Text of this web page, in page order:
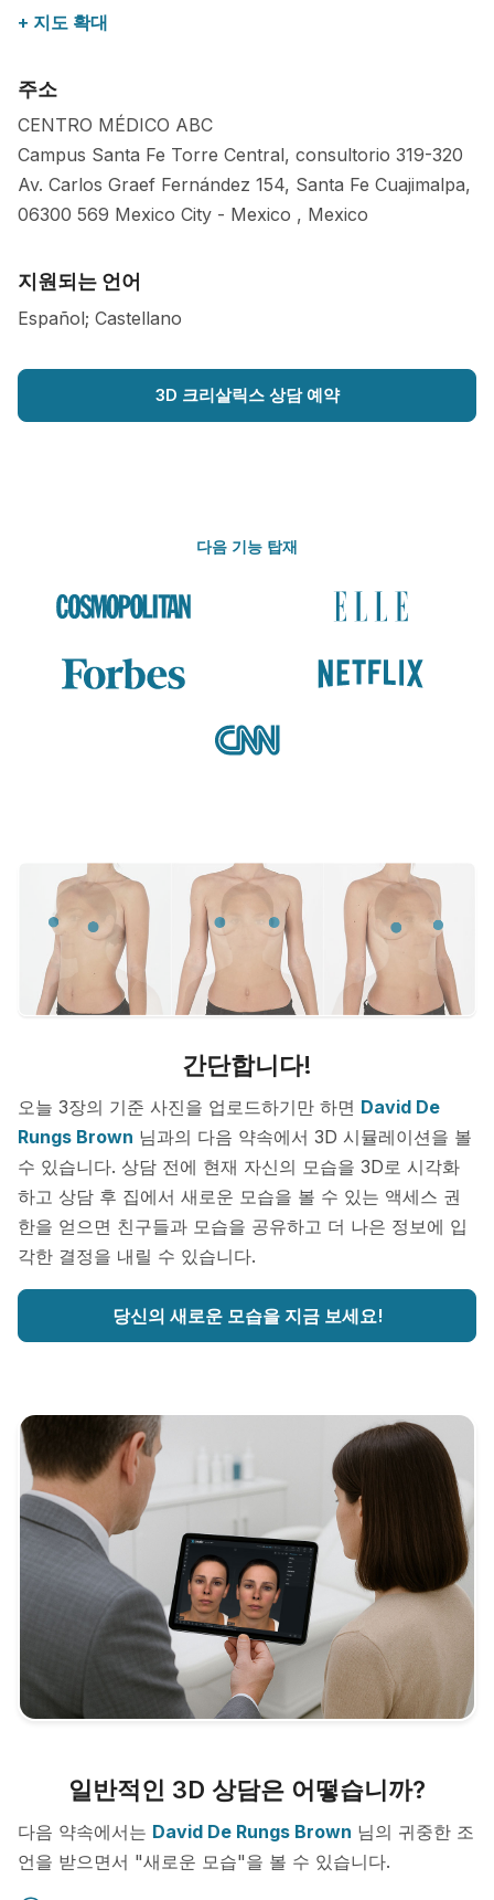
+ 지도 확대
주소
CENTRO MÉDICO ABC
Campus Santa Fe Torre Central, consultorio 319-320
Av. Carlos Graef Fernández 154, Santa Fe Cuajimalpa,
06300 569 Mexico City - Mexico , Mexico
지원되는 언어
Español; Castellano
3D 크리살릭스 상담 예약
다음 기능 탑재
간단합니다!
오늘 3장의 기준 사진을 업로드하기만 하면 David De
Rungs Brown 님과의 다음 약속에서 3D 시뮬레이션을 볼
수 있습니다. 상담 전에 현재 자신의 모습을 3D로 시각화
하고 상담 후 집에서 새로운 모습을 볼 수 있는 액세스 권
한을 얻으면 친구들과 모습을 공유하고 더 나은 정보에 입
각한 결정을 내릴 수 있습니다.
당신의 새로운 모습을 지금 보세요!
일반적인 3D 상담은 어떻습니까?
다음 약속에서는 David De Rungs Brown 님의 귀중한 조
언을 받으면서 "새로운 모습"을 볼 수 있습니다.